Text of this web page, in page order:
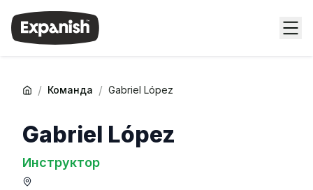
/ Команда / Gabriel López
Gabriel López
Инструктор